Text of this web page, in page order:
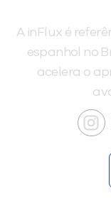
A inFlux é
espanhol no
acelera o